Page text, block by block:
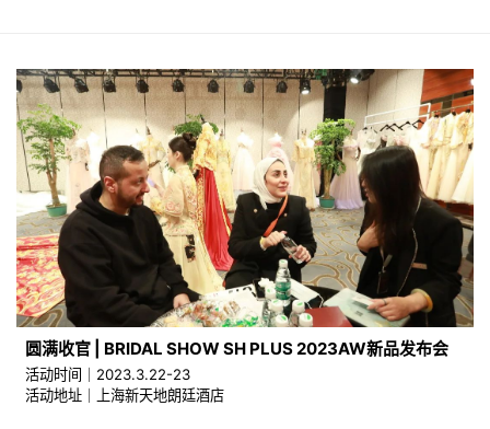
圆满收官 | BRIDAL SHOW SH PLUS 2023AW新品发布会
活动时间｜2023.3.22-23
活动地址｜上海新天地朗廷酒店